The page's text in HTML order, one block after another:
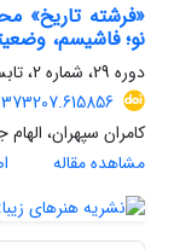
«فرشته تاریخ»
نو؛ فاشیسم،
دوره 29، شماره 2، تابستان 1403، صفحه
کامران سپهران،
مشاهده مقاله